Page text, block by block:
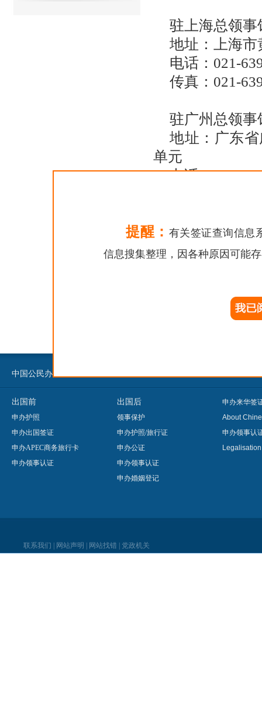
驻上海总领事
地址：上海市
电话：021-
传真：021-
驻广州总领事
地址：广东
单元
电话：020-
驻香港总领事
地址：湾仔
中国公民办事须知
出国前
申办护照
申办出国签证
申办APEC商务旅行卡
申办领事认证
出国后
领事保护
申办护照/旅行证
申办公证
申办领事认证
申办婚姻登记
申办来华签
About
申办领事认
联系我们 网站声明 网站找错 党政机关
提醒： 有关签证查询信息
信息搜集整理，因各种原因可能